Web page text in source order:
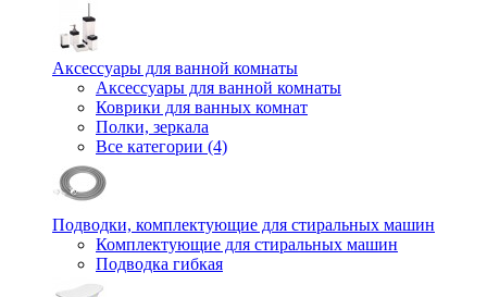
Аксессуары для ванной комнаты
Аксессуары для ванной комнаты
Коврики для ванных комнат
Полки, зеркала
Все категории (4)
Подводки, комплектующие для стиральных машин
Комплектующие для стиральных машин
Подводка гибкая